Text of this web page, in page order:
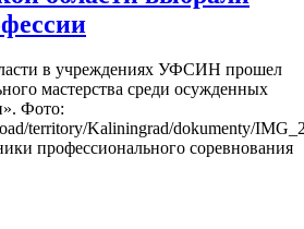
в учреждениях УФСИН прошел
мастерства среди осужденных
Фото:
territory/Kaliningrad/dokumenty/
профессионального соревнования